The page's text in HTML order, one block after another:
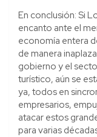
En conclusión: Si
encanto ante el
economía entera
de manera
gobierno y el
turístico, aún se
ya, todos en
empresarios,
atacar estos
para varias